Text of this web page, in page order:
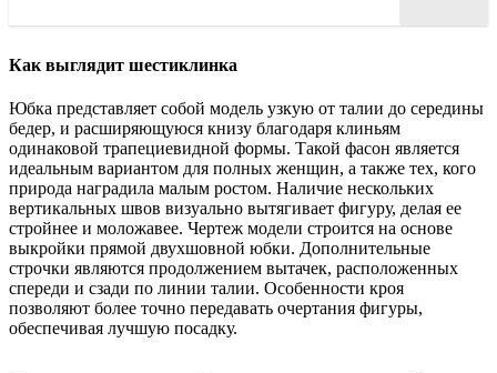
Как выглядит шестиклинка
Юбка представляет собой модель узкую от талии до середины
бедер, и расширяющуюся книзу благодаря клиньям
одинаковой трапециевидной формы. Такой фасон является
идеальным вариантом для полных женщин, а также тех, кого
природа наградила малым ростом. Наличие нескольких
вертикальных швов визуально вытягивает фигуру, делая ее
стройнее и моложавее. Чертеж модели строится на основе
выкройки прямой двухшовной юбки. Дополнительные
строчки являются продолжением вытачек, расположенных
спереди и сзади по линии талии. Особенности кроя
позволяют более точно передавать очертания фигуры,
обеспечивая лучшую посадку.